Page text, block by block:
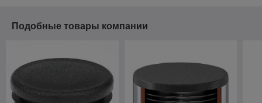
Подобные товары компании